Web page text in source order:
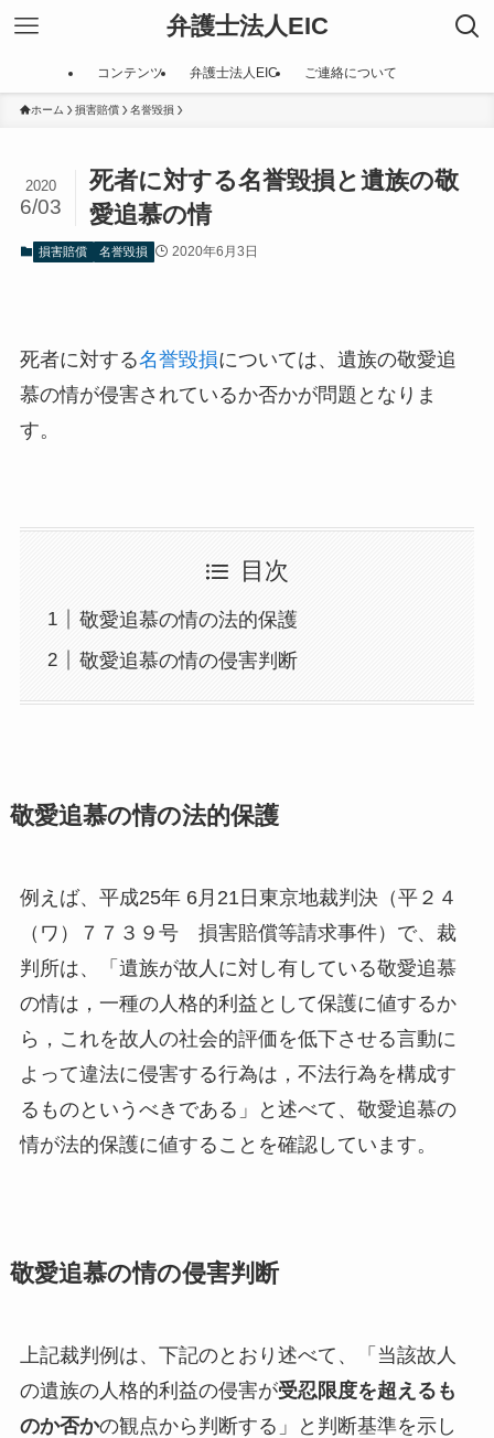
弁護士法人EIC
コンテンツ 弁護士法人EIC ご連絡について
ホーム 損害賠償 名誉毀損
死者に対する名誉毀損と遺族の敬
愛追慕の情
2020
6/03
損害賠償 名誉毀損 2020年6月3日
死者に対する名誉毀損については、遺族の敬愛追
慕の情が侵害されているか否かが問題となりま
す。
目次
敬愛追慕の情の法的保護
敬愛追慕の情の侵害判断
敬愛追慕の情の法的保護
例えば、平成25年 6月21日東京地裁判決（平２４
（ワ）７７３９号 損害賠償等請求事件）で、裁
判所は、「遺族が故人に対し有している敬愛追慕
の情は，一種の人格的利益として保護に値するか
ら，これを故人の社会的評価を低下させる言動に
よって違法に侵害する行為は，不法行為を構成す
るものというべきである」と述べて、敬愛追慕の
情が法的保護に値することを確認しています。
敬愛追慕の情の侵害判断
上記裁判例は、下記のとおり述べて、「当該故人
の遺族の人格的利益の侵害が受忍限度を超えるも
のか否かの観点から判断する」と判断基準を示し